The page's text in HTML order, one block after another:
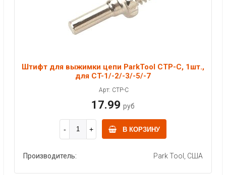
Штифт для выжимки цепи ParkTool CTP-C, 1шт.,
для CT-1/-2/-3/-5/-7
Арт: CTP-C
17.99 руб
В КОРЗИНУ
Производитель: Park Tool, США